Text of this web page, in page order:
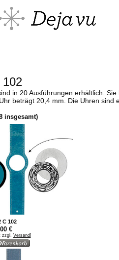
102
in 20 Ausführungen erhältlich.
beträgt 20,4 mm. Die Uhren sind
insgesamt)
C 102
€
zzgl. Versand]